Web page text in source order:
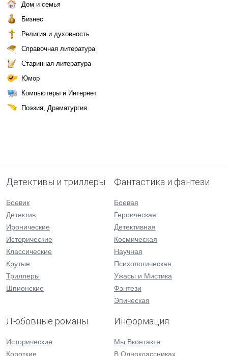
Дом и семья
Бизнес
Религия и духовность
Справочная литература
Старинная литература
Юмор
Компьютеры и Интернет
Поэзия, Драматургия
Детективы и триллеры
Боевик
Детектив
Иронические
Исторические
Классические
Крутые
Триллеры
Шпионские
Фантастика и фэнтези
Боевая
Героическая
Детективная
Космическая
Научная
Психологическая
Ужасы и Мистика
Фэнтези
Эпическая
Любовные романы
Исторические
Короткие
Информация
Мы Вконтакте
В Одноклассниках